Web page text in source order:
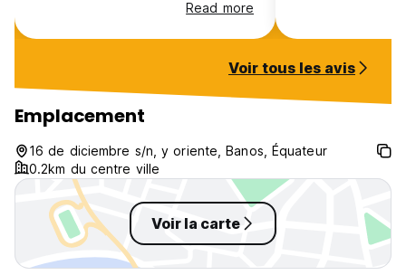
votre argent à ce propriétaire
Read more
Voir tous les avis
Emplacement
16 de diciembre s/n, y oriente, Banos, Équateur
0.2km du centre ville
Voir la carte